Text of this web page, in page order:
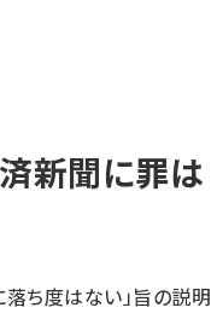
新聞に罪は
ち度はない」旨の説明